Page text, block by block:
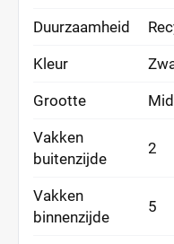
Duurzaamheid
Kleur
Grootte
Vakken
buitenzijde
2
Vakken
binnenzijde
5